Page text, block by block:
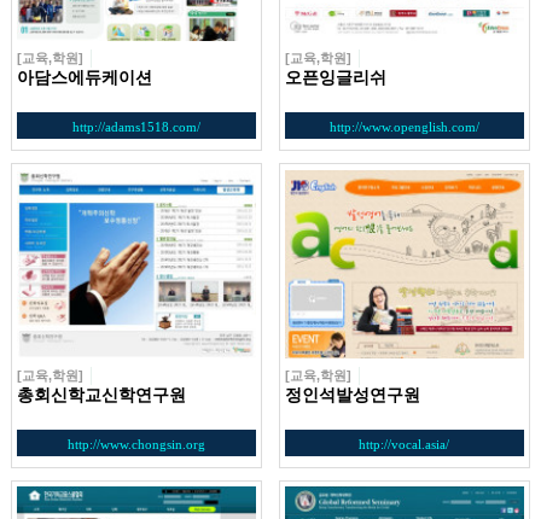
[교육,학원]
아담스에듀케이션
http://adams1518.com/
[교육,학원]
오픈잉글리쉬
http://www.openglish.com/
[교육,학원]
총회신학교신학연구원
http://www.chongsin.org
[교육,학원]
정인석발성연구원
http://vocal.asia/